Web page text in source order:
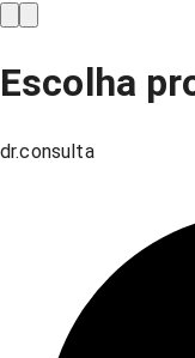
Escolha
dr.consulta